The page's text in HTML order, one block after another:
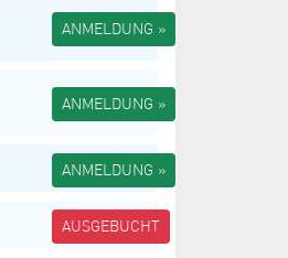
ANMELDUNG »
ANMELDUNG »
ANMELDUNG »
AUSGEBUCHT